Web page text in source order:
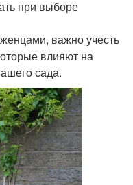
при выборе
важно учесть
влияют на
сада.